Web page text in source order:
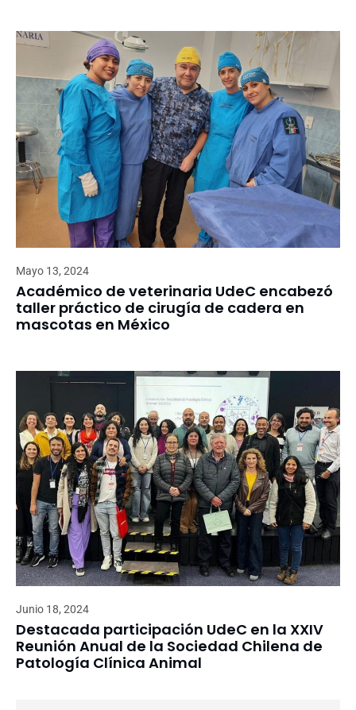
Mayo 13, 2024
Académico de veterinaria UdeC encabezó
taller práctico de cirugía de cadera en
mascotas en México
Junio 18, 2024
Destacada participación UdeC en la XXIV
Reunión Anual de la Sociedad Chilena de
Patología Clínica Animal